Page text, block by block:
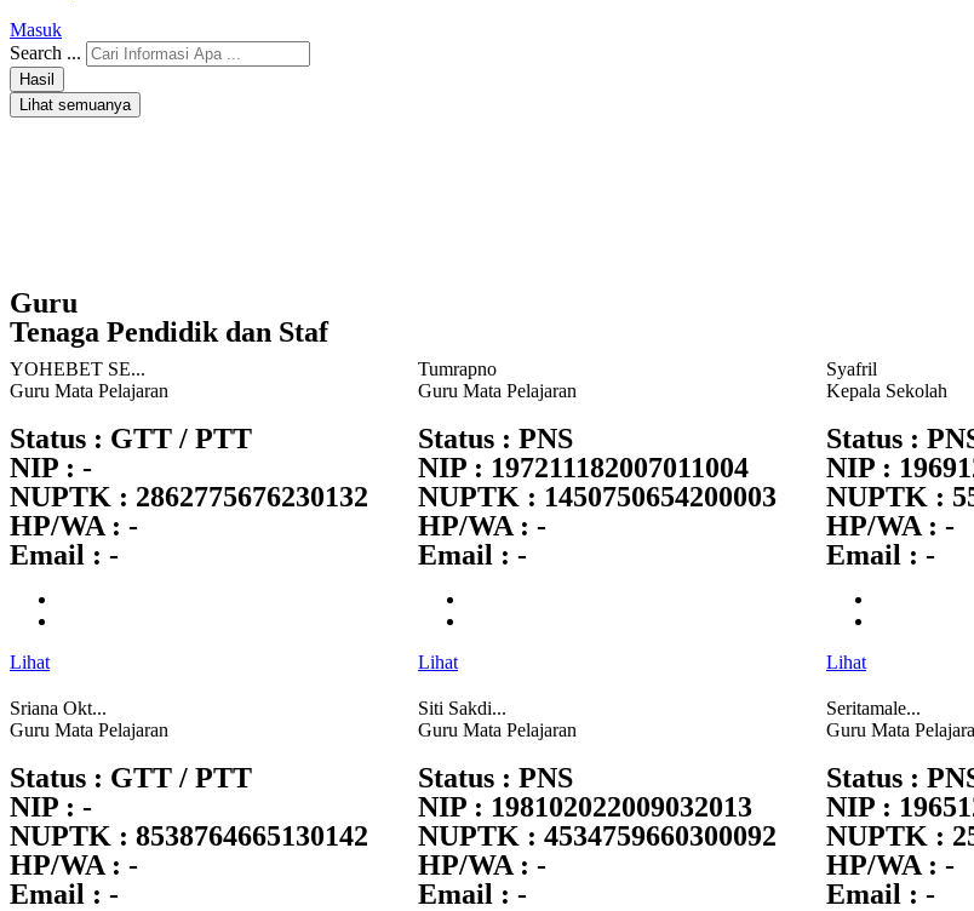
Masuk
Search ...
Hasil
Lihat semuanya
Guru
Tenaga Pendidik dan Staf
YOHEBET SE...
Guru Mata Pelajaran
Status : GTT / PTT
NIP : -
NUPTK : 2862775676230132
HP/WA : -
Email : -
Lihat
Tumrapno
Guru Mata Pelajaran
Status : PNS
NIP : 197211182007011004
NUPTK : 1450750654200003
HP/WA : -
Email : -
Lihat
Syafril
Kepala Sekolah
Status :
NIP :
NUPTK :
HP/WA : -
Email : -
Lihat
Sriana Okt...
Guru Mata Pelajaran
Status : GTT / PTT
NIP : -
NUPTK : 8538764665130142
HP/WA : -
Email : -
Siti Sakdi...
Guru Mata Pelajaran
Status : PNS
NIP : 198102022009032013
NUPTK : 4534759660300092
HP/WA : -
Email : -
Seritamale...
Guru Mata
Status :
NIP :
NUPTK :
HP/WA : -
Email : -